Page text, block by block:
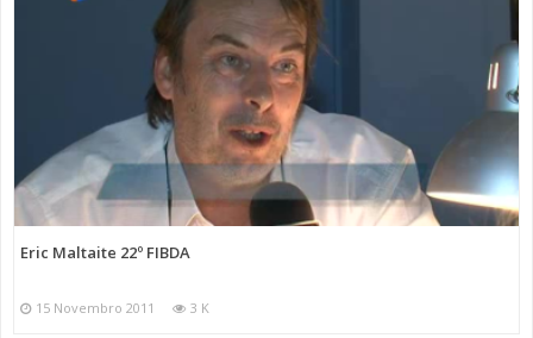
Eric Maltaite 22º FIBDA
15 Novembro 2011 3 K